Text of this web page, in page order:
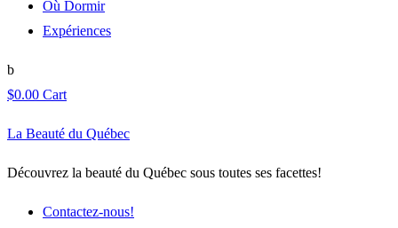
Où Dormir
Expériences
$0.00 Cart
La Beauté du Québec
Découvrez la beauté du Québec sous toutes ses facettes!
Contactez-nous!